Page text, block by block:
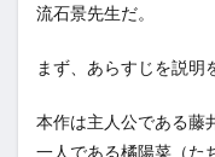
流石景先生だ。
まず、あらすじを説明
本作は主人公である藤
一人である橘陽菜（た